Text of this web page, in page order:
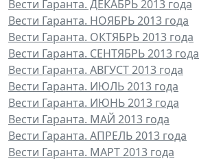
Вести Гаранта. ДЕКАБРЬ 2013 года
Вести Гаранта. НОЯБРЬ 2013 года
Вести Гаранта. ОКТЯБРЬ 2013 года
Вести Гаранта. СЕНТЯБРЬ 2013 года
Вести Гаранта. АВГУСТ 2013 года
Вести Гаранта. ИЮЛЬ 2013 года
Вести Гаранта. ИЮНЬ 2013 года
Вести Гаранта. МАЙ 2013 года
Вести Гаранта. АПРЕЛЬ 2013 года
Вести Гаранта. МАРТ 2013 года